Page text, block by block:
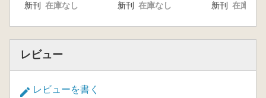
新刊 在庫なし 新刊 在庫なし 新刊 在庫なし
レビュー
レビューを書く